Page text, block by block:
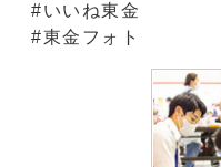
#いいね東金
#東金フォト